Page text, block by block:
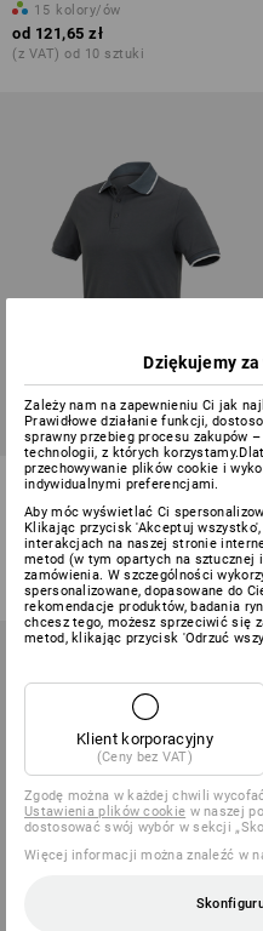
15 kolory/ów
od 121,65 zł
(z VAT) od 10 sztuki
e.s. Koszulka polo cotton
9 kolory/ów
od 121,65 zł
(z VAT) od 30 sztuki
Dziękujemy za
Zależy nam na zapewnieniu Ci jak
Prawidłowe działanie funkcji,
sprawny przebieg procesu zakupów
technologii, z których
przechowywanie plików cookie i
indywidualnymi preferencjami.
Aby móc wyświetlać Ci
Klikając przycisk 'Akceptuj
interakcjach na naszej stronie
metod (w tym opartych na sztucznej
zamówienia. W szczególności
spersonalizowane, dopasowane do
rekomendacje produktów, badania
chcesz tego, możesz sprzeciwić się
metod, klikając przycisk 'Odrzuć
Klient korporacyjny
(Ceny bez VAT)
Zgodę można w każdej chwili
Ustawienia plików cookie w naszej
dostosować swój wybór w sekcji
Więcej informacji można znaleźć w